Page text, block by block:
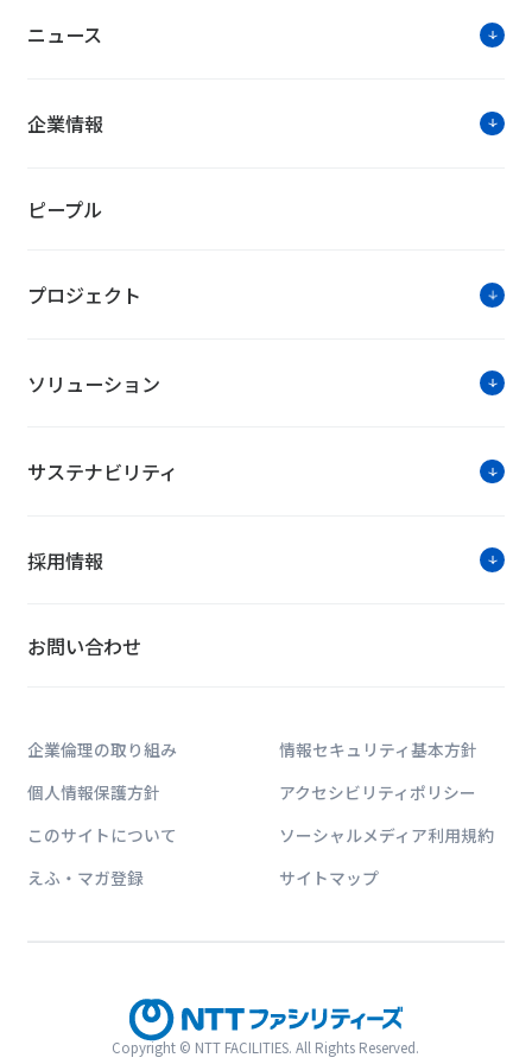
ニュース
企業情報
ピープル
プロジェクト
ソリューション
サステナビリティ
採用情報
お問い合わせ
企業倫理の取り組み
情報セキュリティ基本方針
個人情報保護方針
アクセシビリティポリシー
このサイトについて
ソーシャルメディア利用規約
えふ・マガ登録
サイトマップ
Copyright © NTT FACILITIES. All Rights Reserved.